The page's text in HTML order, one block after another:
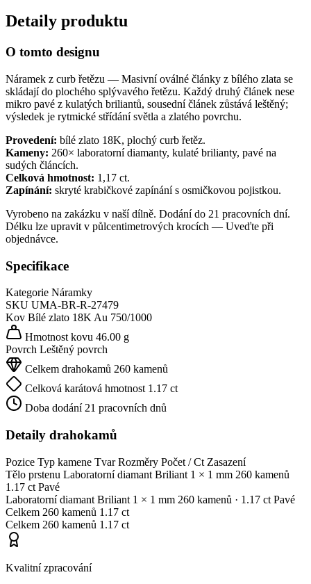
Detaily produktu
O tomto designu
Náramek z curb řetězu — Masivní oválné články z bílého zlata se
skládají do plochého splývavého řetězu. Každý druhý článek nese
mikro pavé z kulatých briliantů, sousední článek zůstává leštěný;
výsledek je rytmické střídání světla a zlatého povrchu.
Provedení: bílé zlato 18K, plochý curb řetěz.
Kameny: 260× laboratorní diamanty, kulaté brilianty, pavé na
sudých článcích.
Celková hmotnost: 1,17 ct.
Zapínání: skryté krabičkové zapínání s osmičkovou pojistkou.
Vyrobeno na zakázku v naší dílně. Dodání do 21 pracovních dní.
Délku lze upravit v půlcentimetrových krocích — Uveďte při
objednávce.
Specifikace
Kategorie Náramky
SKU UMA-BR-R-27479
Kov Bílé zlato 18KAu 750/1000
Hmotnost kovu 46.00 g
Povrch Leštěný povrch
Celkem drahokamů 260 kamenů
Celková karátová hmotnost 1.17 ct
Doba dodání 21 pracovních dnů
Detaily drahokamů
Pozice Typ kamene Tvar Rozměry Počet / Ct Zasazení
Tělo prstenu Laboratorní diamant Briliant 1 × 1 mm 260 kamenů
1.17 ct Pavé
Laboratorní diamant Briliant 1 × 1 mm 260 kamenů · 1.17 ct Pavé
Celkem 260 kamenů 1.17 ct
Celkem 260 kamenů 1.17 ct
Kvalitní zpracování